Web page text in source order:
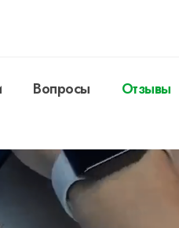
Вопросы Отзывы